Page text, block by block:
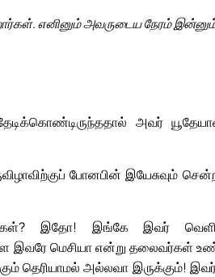
எனினும் அவருடைய நேரம்
அவர்
போனபின் இயேசுவும்
இதோ! இங்கே இவர்
இவரே மெசியா என்று தலைவர்கள்
தெரியாமல் அல்லவா இருக்கும்! இவர்